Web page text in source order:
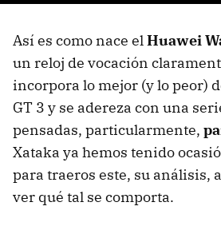
Así es como nace elHuawei
un reloj de vocación
incorpora lo mejor (y lo peor)
GT 3 y se adereza con una
pensadas, particularmente,
Xataka ya hemos tenido
para traeros este, su análisis,
ver qué tal se comporta.